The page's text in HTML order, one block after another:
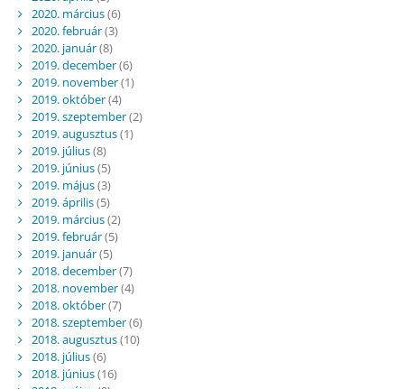
2020. március(6)
2020. február(3)
2020. január(8)
2019. december(6)
2019. november(1)
2019. október(4)
2019. szeptember(2)
2019. augusztus(1)
2019. július(8)
2019. június(5)
2019. május(3)
2019. április(5)
2019. március(2)
2019. február(5)
2019. január(5)
2018. december(7)
2018. november(4)
2018. október(7)
2018. szeptember(6)
2018. augusztus(10)
2018. július(6)
2018. június(16)